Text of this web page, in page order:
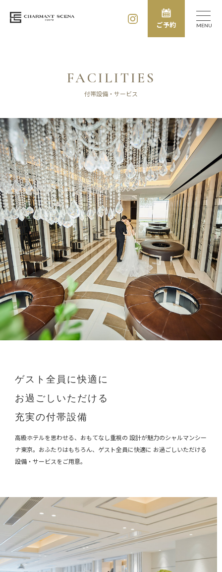
ご予約 MENU
FACILITIES
付帯設備・サービス
ゲスト全員に快適に
お過ごしいただける
充実の付帯設備
高級ホテルを思わせる、おもてなし重視の 設計が魅力のシャルマンシー
ナ東京。 おふたりはもちろん、ゲスト全員に快適に お過ごしいただける
設備・サービスをご用意。